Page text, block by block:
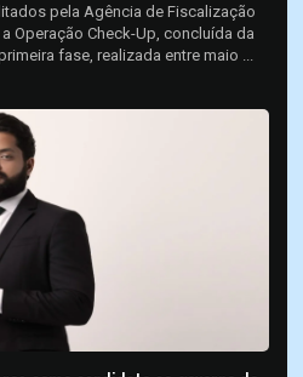
pela Agência de Fiscalização
Operação Check-Up, concluída da
fase, realizada entre maio ...